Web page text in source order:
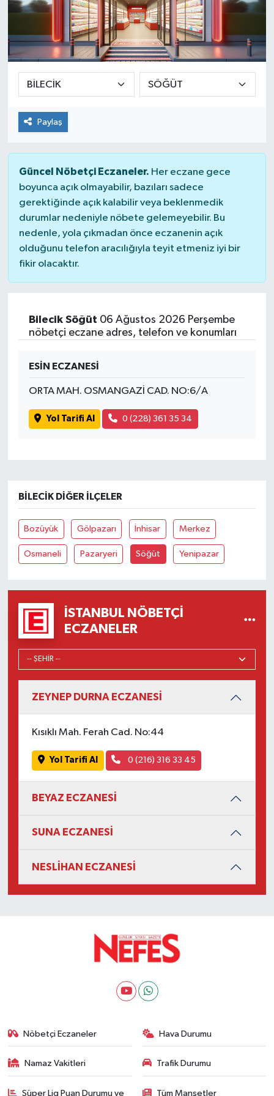
Paylaş
Güncel Nöbetçi Eczaneler. Her eczane gece
boyunca açık olmayabilir, bazıları sadece
gerektiğinde açık kalabilir veya beklenmedik
durumlar nedeniyle nöbete gelemeyebilir. Bu
nedenle, yola çıkmadan önce eczanenin açık
olduğunu telefon aracılığıyla teyit etmeniz iyi bir
fikir olacaktır.
Bilecik Söğüt 06 Ağustos 2026 Perşembe
nöbetçi eczane adres, telefon ve konumları
ESİN ECZANESİ
ORTA MAH. OSMANGAZİ CAD. NO:6/A
Yol Tarifi Al 0 (228) 361 35 34
BILECIK DIĞER İLÇELER
Bozüyük Gölpazarı İnhisar Merkez
Osmaneli Pazaryeri Söğüt Yenipazar
İSTANBUL NÖBETÇI
ECZANELER
ZEYNEP DURNA ECZANESİ
Kısıklı Mah. Ferah Cad. No:44
Yol Tarifi Al 0 (216) 316 33 45
BEYAZ ECZANESİ
SUNA ECZANESİ
NESLİHAN ECZANESİ
Nöbetçi Eczaneler Hava Durumu
Namaz Vakitleri Trafik Durumu
Süper Lig Puan Durumu ve Tüm Manşetler